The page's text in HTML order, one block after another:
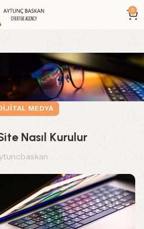
0
MEDYA
Nasıl Kurulur